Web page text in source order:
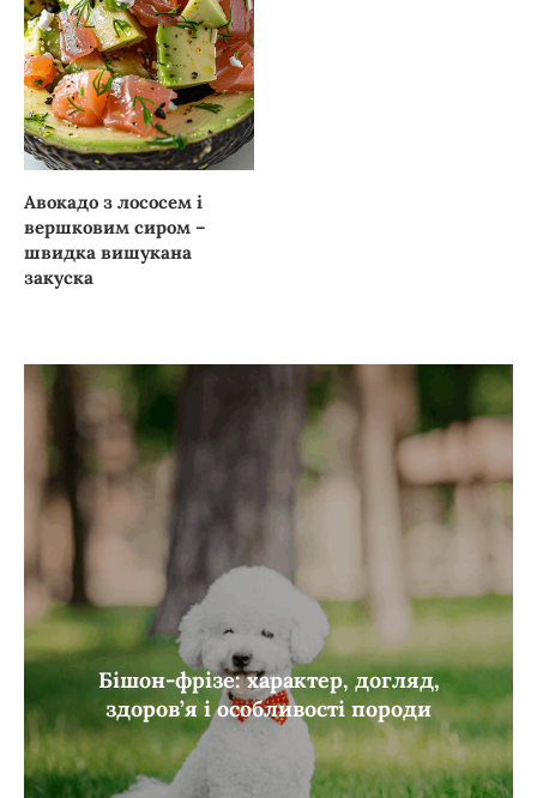
Авокадо з лососем і
вершковим сиром –
швидка вишукана
закуска
Бішон-фрізе: характер, догляд,
здоров’я і особливості породи